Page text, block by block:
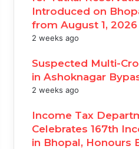
Introduced on
from August 1, 2026
2 weeks ago
Suspected Multi-
in Ashoknagar
2 weeks ago
Income Tax
Celebrates 167th
in Bhopal, Honours